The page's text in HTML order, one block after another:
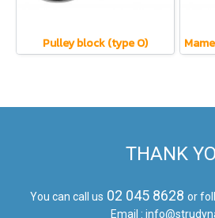
Pulley block (type O)
THANK
You can call us 02 045 8628 or
Email :